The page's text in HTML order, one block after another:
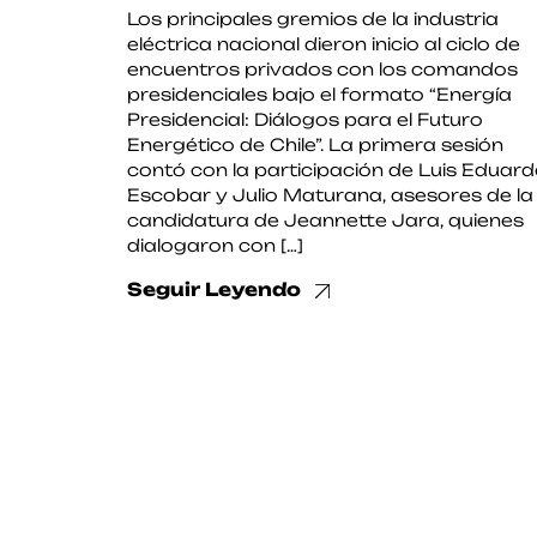
Los principales gremios de la industria
eléctrica nacional dieron inicio al ciclo de
encuentros privados con los comandos
presidenciales bajo el formato “Energía
Presidencial: Diálogos para el Futuro
Energético de Chile”. La primera sesión
contó con la participación de Luis
Escobar y Julio Maturana, asesores de la
candidatura de Jeannette Jara, quienes
dialogaron con […]
Seguir Leyendo